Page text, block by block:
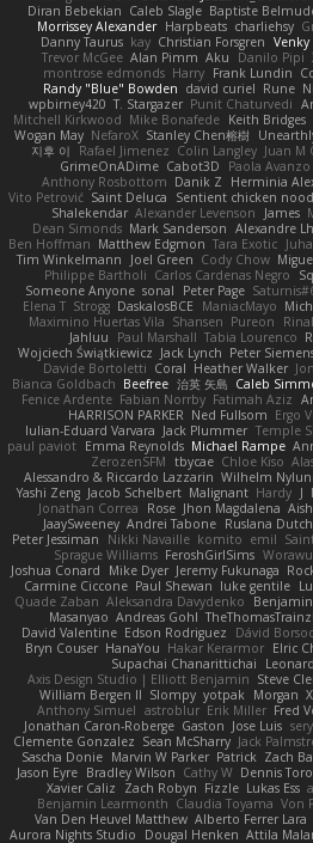
Diran Bebekian Caleb Slagle Baptiste
Morrissey Alexander Harpbeats charliehsy
Danny Taurus kay Christian Forsgren Venky
Trevor McGee Alan Pimm Aku Danilo Pipi
montrose edmonds Harry Frank Lundin
Randy "Blue" Bowden david curiel Rune
wpbirney420 T. Stargazer Punit Chaturvedi
Mitchell Kirkwood Mike Bonafede Keith Bridges
Wogan May NefaroX Stanley Chen榕樹
지후 이
Rafael Jimenez Colin Langley Juan M
GrimeOnADime Cabot3D Paola Avanzo
Anthony Rosbottom Danik Z Herminia
Vito Petrović Saint Deluca Sentient chicken
Shalekendar Alexander Levenson James
Dean Simonds Mark Sanderson Alexandre
Ben Hoffman Matthew Edgmon Tara Exotic
Tim Winkelmann
Joel Green Cody Chow
Philippe Bartholi Carlos Cardenas Negro
Someone Anyone sonal Peter Page
Elena T Strogg DaskalosBCE ManiacMayo
Maximino Huertas Vila Shansen Pureon
Jahluu
Paul Marshall Tabia Lourenco
Wojciech Świątkiewicz Jack Lynch Peter
Davide Bortoletti Coral Heather Walker
Bianca Goldbach Beefree 治英 矢島 Caleb
Fenice Ardente Fabian Norrby Fatimah Aziz
HARRISON PARKER Ned Fullsom Ergo
Iulian-Eduard Varvara Jack Plummer Temple
paul paviot Emma Reynolds Michael Rampe
ZerozenSFM tbycae Chloe Kiso
Alessandro & Riccardo Lazzarin Wilhelm
Yashi Zeng Jacob Schelbert Malignant Hardy J
Jonathan Correa
Rose Jhon Magdalena
JaaySweeney Andrei Tabone Ruslana
Peter Jessiman
Nikki Navaille komito emil
Sprague Williams FeroshGirlSims
Joshua Conard
Mike Dyer Jeremy Fukunaga
Carmine Ciccone Paul Shewan luke gentile
Quade Zaban Aleksandra Davydenko
Masanyao Andreas Gohl
David Valentine Edson Rodriguez Dávid
Bryn Couser HanaYou Hakar Kerarmor Elric
Supachai Chanarittichai
Axis Design Studio | Elliott Benjamin Steve
William Bergen II Slompy yotpak Morgan
Anthony Simuel astroblur Erik Miller Fred
Jonathan Caron-Roberge Gaston Jose Luis
Clemente Gonzalez Sean McSharry Jack
Sascha Donie Marvin W Parker Patrick Zach
Jason Eyre Bradley Wilson Cathy W Dennis
Xavier Caliz
Zach Robyn Fizzle Lukas Ess
Benjamin Learmonth Claudia Toyama Von
Van Den Heuvel Matthew Alberto Ferrer Lara
Aurora Nights Studio
Dougal Henken Attila